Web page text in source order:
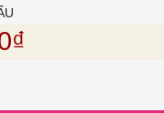
₫
Salento số lượng